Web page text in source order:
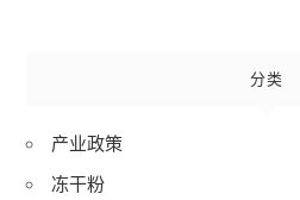
分类
产业政策
冻干粉